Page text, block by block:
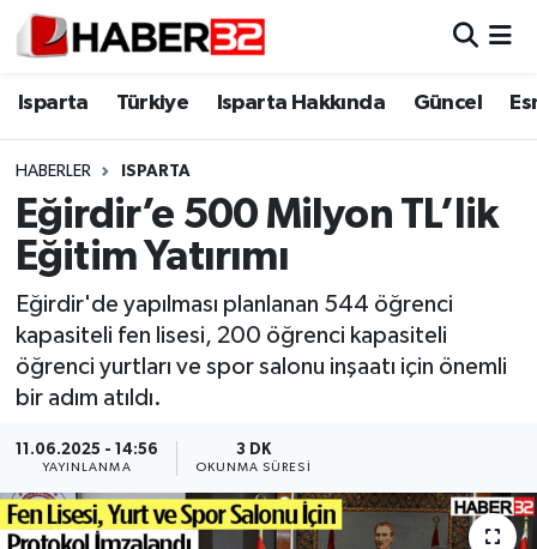
Isparta Türkiye Isparta Hakkında Güncel
HABERLER ISPARTA
Eğirdir’e 500 Milyon TL’lik
Eğitim Yatırımı
Eğirdir'de yapılması planlanan 544 öğrenci
kapasiteli fen lisesi, 200 öğrenci kapasiteli
öğrenci yurtları ve spor salonu inşaatı için önemli
bir adım atıldı.
11.06.2025 - 14:56
YAYINLANMA
3 DK
OKUNMA SÜRESI
Isparta
Esnaf Diyor ki;
ASAYİŞ
BİLİM VE TEKNOLOJİ
EĞİTİM
GENEL
Güncel
Isparta Nöbetçi Eczaneler
Isparta Trafik Yoğunluk Haritası
Süper Lig Puan Durumu ve Fikstür
Tüm Manşetler
Son Dakika Haberleri
Haber Arşivi